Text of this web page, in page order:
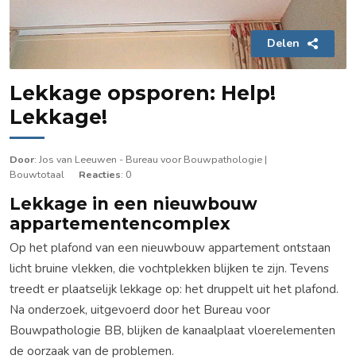
Delen
Lekkage opsporen: Help!
Lekkage!
Door: Jos van Leeuwen - Bureau voor Bouwpathologie |
Bouwtotaal
Reacties: 0
Lekkage in een nieuwbouw
appartementencomplex
Op het plafond van een nieuwbouw appartement ontstaan
licht bruine vlekken, die vochtplekken blijken te zijn. Tevens
treedt er plaatselijk lekkage op: het druppelt uit het plafond.
Na onderzoek, uitgevoerd door het Bureau voor
Bouwpathologie BB, blijken de kanaalplaat vloerelementen
de oorzaak van de problemen.